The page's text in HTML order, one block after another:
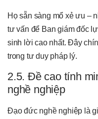
Họ sẵn sàng mổ xẻ ưu –
tư vấn để Ban giám đốc
sinh lời cao nhất. Đây
trong tư duy pháp lý.
2.5. Đề cao tính
nghề nghiệp
Đạo đức nghề nghiệp là